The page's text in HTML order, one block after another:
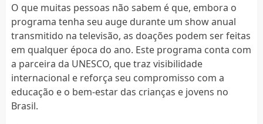
O que muitas pessoas não sabem é que, embora o
programa tenha seu auge durante um show anual
transmitido na televisão, as doações podem ser feitas
em qualquer época do ano. Este programa conta com
a parceira da UNESCO, que traz visibilidade
internacional e reforça seu compromisso com a
educação e o bem-estar das crianças e jovens no
Brasil.